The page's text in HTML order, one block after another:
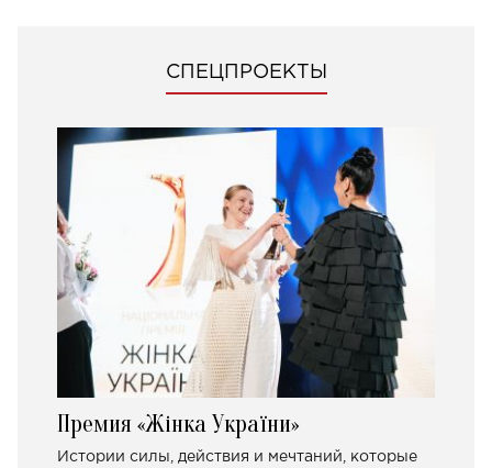
СПЕЦПРОЕКТЫ
Премия «Жінка України»
Истории силы, действия и мечтаний, которые